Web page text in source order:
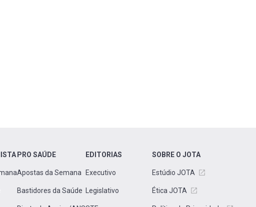
PRO SAÚDE
Apostas da Semana
Bastidores da Saúde
EDITORIAS
Executivo
Legislativo
SOBRE O JOTA
Estúdio JOTA
Ética JOTA